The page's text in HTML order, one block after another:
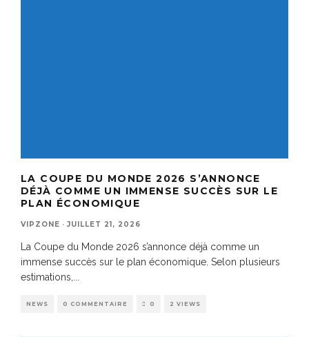
LA COUPE DU MONDE 2026 S’ANNONCE
DÉJÀ COMME UN IMMENSE SUCCÈS SUR LE
PLAN ÉCONOMIQUE
VIPZONE · JUILLET 21, 2026
La Coupe du Monde 2026 s’annonce déjà comme un
immense succès sur le plan économique. Selon plusieurs
estimations,...
NEWS 0 COMMENTAIRE 0 2 VIEWS